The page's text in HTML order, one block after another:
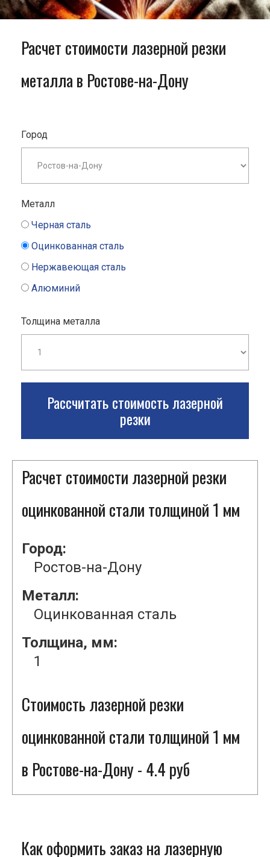
Расчет стоимости лазерной резки
металла в Ростове-на-Дону
Город
Металл
Черная сталь
Оцинкованная сталь
Нержавеющая сталь
Алюминий
Толщина металла
Рассчитать стоимость лазерной
резки
Расчет стоимости лазерной резки
оцинкованной стали толщиной 1 мм
Город:
Ростов-на-Дону
Металл:
Оцинкованная сталь
Толщина, мм:
1
Стоимость лазерной резки
оцинкованной стали толщиной 1 мм
в Ростове-на-Дону - 4.4 руб
Как оформить заказ на лазерную